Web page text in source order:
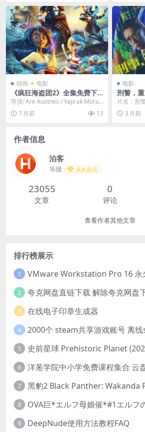
动画 电影
《疯狂海盗团2》全集免费下
载-2025-最新同步上线分享 –
动画/冒险 – [CN][夸克网盘/百
度网盘]
导演: Are Austnes / Yaprak Morali
/ 拉斯姆斯·A...
7 月前 13
电影
刑警，
情悬疑
片名：刑
剧情悬疑
影 类型...
3 月前
作者信息
泊客
等级 永久会员
23055
文章
0
评论
查看作者其他文章
排行榜展示
1
2 夸克网盘直链下载 解除夸克网盘
3 在线电子印章生成器
4 2000个 steam共享游戏账号 离
5
6 洋葱学院中小学免费课程集合 云
7
8
9 DeepNude使用方法教程FAQ